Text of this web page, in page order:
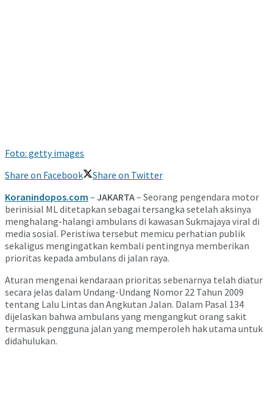
Foto: getty images
Share on Facebook
Share on Twitter
Koranindopos.com – JAKARTA– Seorang pengendara motor
berinisial ML ditetapkan sebagai tersangka setelah aksinya
menghalang-halangi ambulans di kawasan Sukmajaya viral di
media sosial. Peristiwa tersebut memicu perhatian publik
sekaligus mengingatkan kembali pentingnya memberikan
prioritas kepada ambulans di jalan raya.
Aturan mengenai kendaraan prioritas sebenarnya telah diatur
secara jelas dalam Undang-Undang Nomor 22 Tahun 2009
tentang Lalu Lintas dan Angkutan Jalan. Dalam Pasal 134
dijelaskan bahwa ambulans yang mengangkut orang sakit
termasuk pengguna jalan yang memperoleh hak utama untuk
didahulukan.